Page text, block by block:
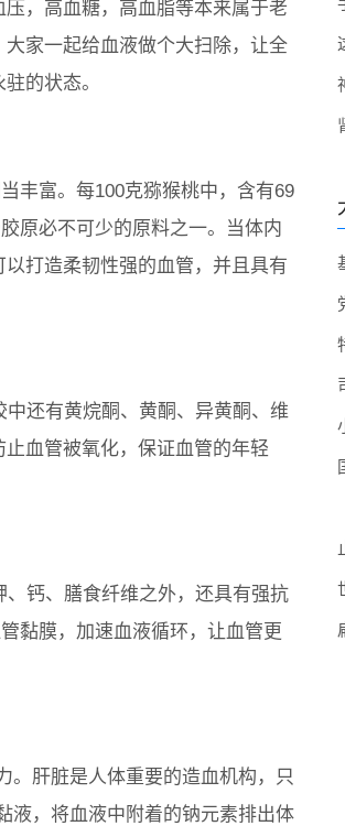
，高血糖，高血脂等本来属于老
家一起给血液做个大扫除，让全
的状态。
丰富。每100克猕猴桃中，含有69
原必不可少的原料之一。当体内
打造柔韧性强的血管，并且具有
中还有黄烷酮、黄酮、异黄酮、维
血管被氧化，保证血管的年轻
钙、膳食纤维之外，还具有强抗
黏膜，加速血液循环，让血管更
。肝脏是人体重要的造血机构，只
液，将血液中附着的钠元素排出体